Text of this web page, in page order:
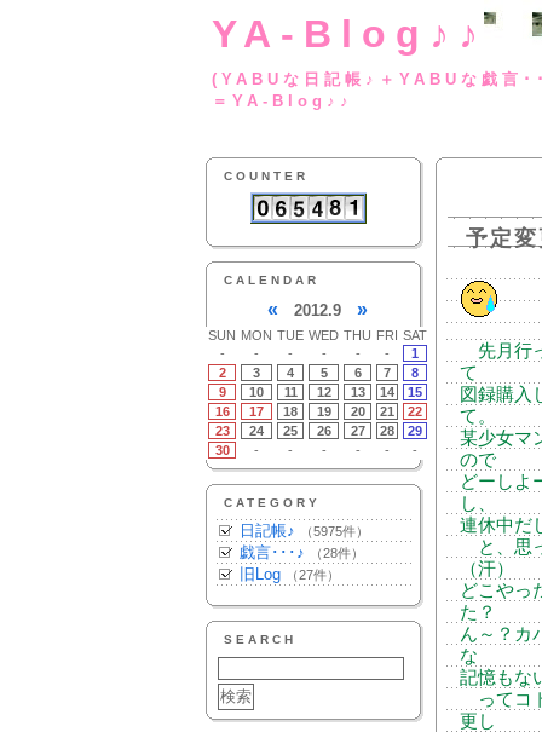
YA-Blog♪♪
(YABUな日記帳♪
＝YA-Blog♪♪
COUNTER
CALENDAR
« 2012.9 »
SUN MON TUE WED THU FRI SAT
-
- - - - -
1
2
3 4 5 6 7
8
9
10 11 12 13 14
15
16
17 18 19 20 21
22
23
24 25 26 27 28
29
30
- - - - - -
CATEGORY
日記帳♪ （5975件）
戯言･･･♪ （28件）
旧Log （27件）
SEARCH
予定
先月行
て
図録購入
て。
某少女マ
ので
どーしよ
し、
連休中だ
と、思
（汗）
どこやっ
た？
ん～？カ
な
記憶もな
ってコ
更し